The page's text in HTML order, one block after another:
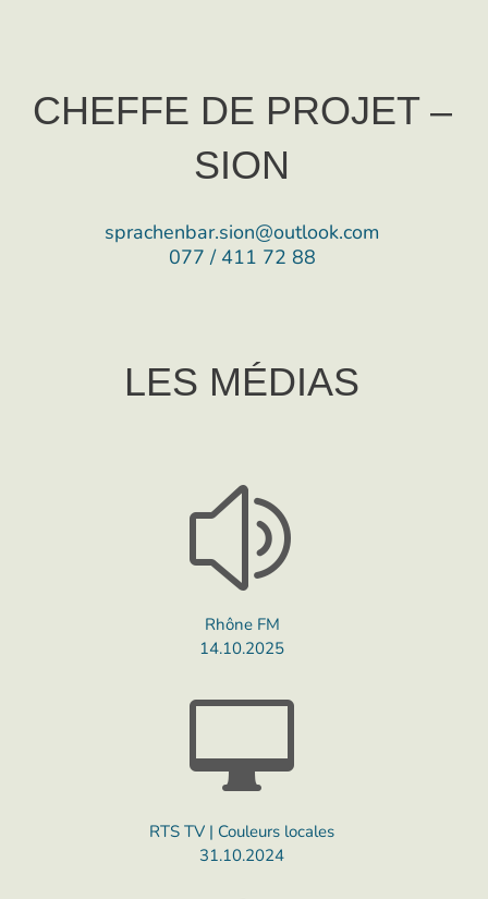
CHEFFE DE PROJET –
SION
sprachenbar.sion@outlook.com
077 / 411 72 88
LES MÉDIAS
z
Rhône FM
14.10.2025

RTS TV | Couleurs locales
31.10.2024